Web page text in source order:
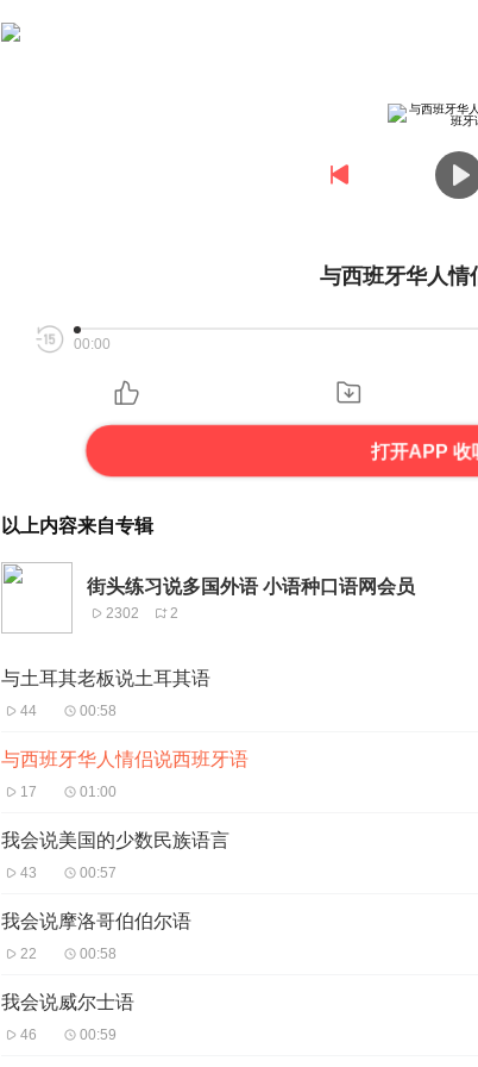
与西班牙华人情
00:00
打开APP 收
以上内容来自专辑
街头练习说多国外语 小语种口语网会员
2302 2
与土耳其老板说土耳其语
44 00:58
与西班牙华人情侣说西班牙语
17 01:00
我会说美国的少数民族语言
43 00:57
我会说摩洛哥伯伯尔语
22 00:58
我会说威尔士语
46 00:59